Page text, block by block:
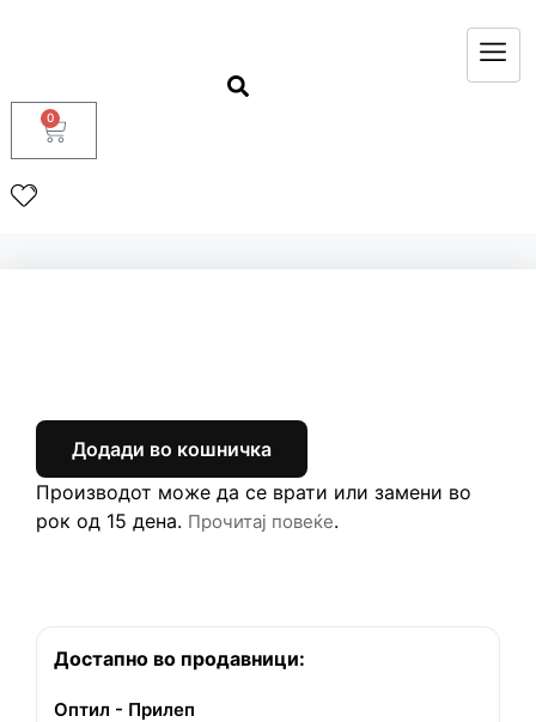
0
Додади во кошничка
Производот може да се врати или замени во
рок од 15 дена. Прочитај повеќе.
Достапно во продавници:
Оптил - Прилеп